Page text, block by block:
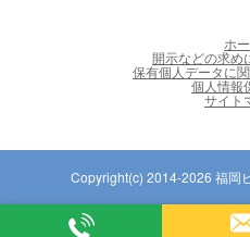
ホ
開示などの求め
保有個人データに
個人情報
サイト
Copyright(c) 2014-2026 福岡